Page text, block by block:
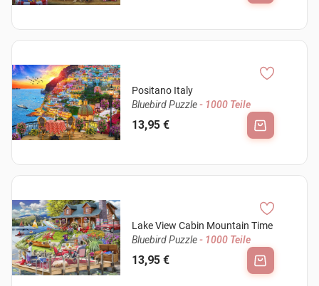
Positano Italy
Bluebird Puzzle- 1000 Teile
13,95 €
Lake View Cabin Mountain Time
Bluebird Puzzle- 1000 Teile
13,95 €